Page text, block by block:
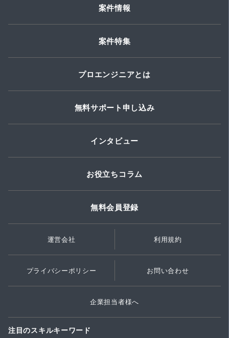
案件情報
案件特集
プロエンジニアとは
無料サポート申し込み
インタビュー
お役立ちコラム
無料会員登録
運営会社 利用規約
プライバシーポリシー お問い合わせ
企業担当者様へ
注目のスキルキーワード